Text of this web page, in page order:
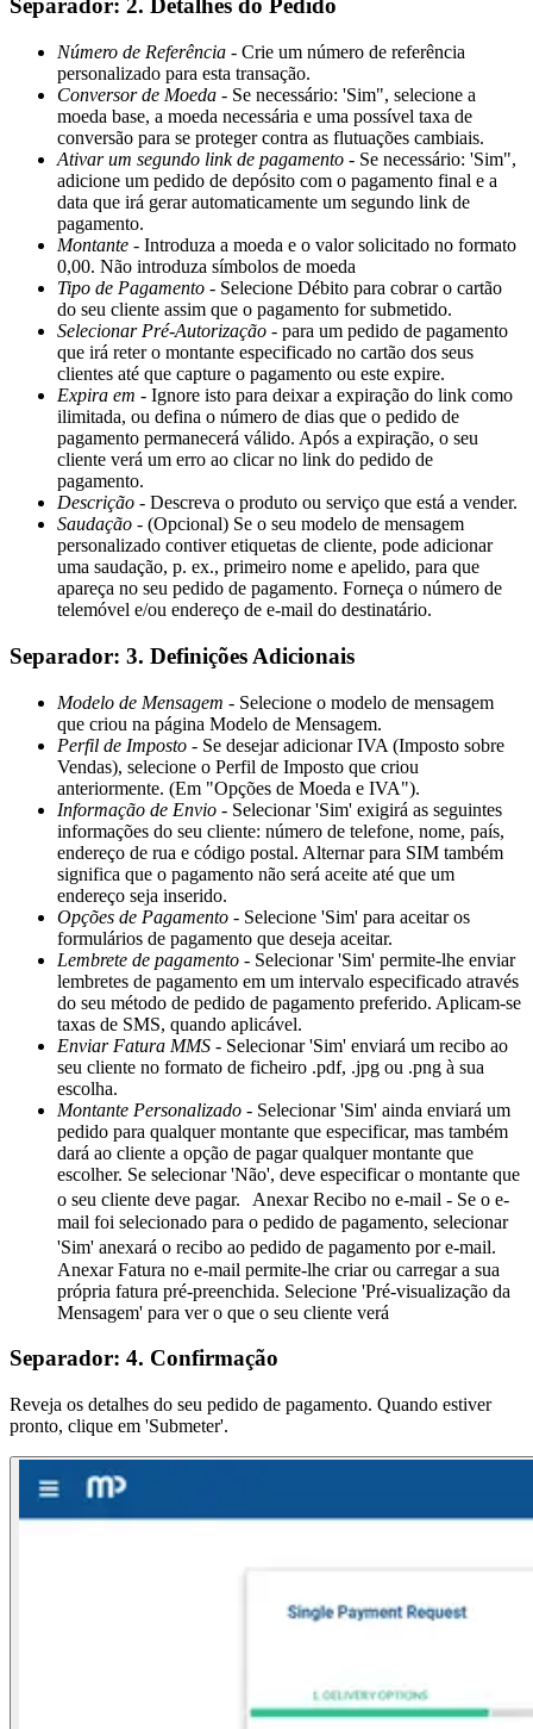
Separador: 2. Detalhes do Pedido
Número de Referência - Crie um número de referência
personalizado para esta transação.
Conversor de Moeda - Se necessário: 'Sim", selecione a
moeda base, a moeda necessária e uma possível taxa de
conversão para se proteger contra as flutuações cambiais.
Ativar um segundo link de pagamento - Se necessário: 'Sim",
adicione um pedido de depósito com o pagamento final e a
data que irá gerar automaticamente um segundo link de
pagamento.
Montante - Introduza a moeda e o valor solicitado no formato
0,00. Não introduza símbolos de moeda
Tipo de Pagamento - Selecione Débito para cobrar o cartão
do seu cliente assim que o pagamento for submetido.
Selecionar Pré-Autorização - para um pedido de pagamento
que irá reter o montante especificado no cartão dos seus
clientes até que capture o pagamento ou este expire.
Expira em - Ignore isto para deixar a expiração do link como
ilimitada, ou defina o número de dias que o pedido de
pagamento permanecerá válido. Após a expiração, o seu
cliente verá um erro ao clicar no link do pedido de
pagamento.
Descrição - Descreva o produto ou serviço que está a vender.
Saudação - (Opcional) Se o seu modelo de mensagem
personalizado contiver etiquetas de cliente, pode adicionar
uma saudação, p. ex., primeiro nome e apelido, para que
apareça no seu pedido de pagamento. Forneça o número de
telemóvel e/ou endereço de e-mail do destinatário.
Separador: 3. Definições Adicionais
Modelo de Mensagem - Selecione o modelo de mensagem
que criou na página Modelo de Mensagem.
Perfil de Imposto - Se desejar adicionar IVA (Imposto sobre
Vendas), selecione o Perfil de Imposto que criou
anteriormente. (Em "Opções de Moeda e IVA").
Informação de Envio - Selecionar 'Sim' exigirá as seguintes
informações do seu cliente: número de telefone, nome, país,
endereço de rua e código postal. Alternar para SIM também
significa que o pagamento não será aceite até que um
endereço seja inserido.
Opções de Pagamento - Selecione 'Sim' para aceitar os
formulários de pagamento que deseja aceitar.
Lembrete de pagamento - Selecionar 'Sim' permite-lhe enviar
lembretes de pagamento em um intervalo especificado através
do seu método de pedido de pagamento preferido. Aplicam-se
taxas de SMS, quando aplicável.
Enviar Fatura MMS - Selecionar 'Sim' enviará um recibo ao
seu cliente no formato de ficheiro .pdf, .jpg ou .png à sua
escolha.
Montante Personalizado - Selecionar 'Sim' ainda enviará um
pedido para qualquer montante que especificar, mas também
dará ao cliente a opção de pagar qualquer montante que
escolher. Se selecionar 'Não', deve especificar o montante que
o seu cliente deve pagar. Anexar Recibo no e-mail - Se o e-
mail foi selecionado para o pedido de pagamento, selecionar
'Sim' anexará o recibo ao pedido de pagamento por e-mail.
Anexar Fatura no e-mail permite-lhe criar ou carregar a sua
própria fatura pré-preenchida. Selecione 'Pré-visualização da
Mensagem' para ver o que o seu cliente verá
Separador: 4. Confirmação
Reveja os detalhes do seu pedido de pagamento. Quando estiver
pronto, clique em 'Submeter'.